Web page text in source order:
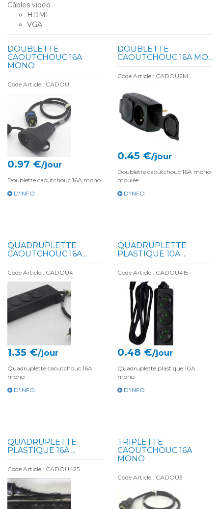
Câbles vidéo
HDMI
VGA
DOUBLETTE
CAOUTCHOUC 16A
MONO
Code Article : CADOU
0.97 €/jour
Doublette caoutchouc 16A mono
D'INFO
DOUBLETTE
CAOUTCHOUC 16A MO...
Code Article : CADOU2M
0.45 €/jour
Doublette caoutchouc 16A mono
moulée
D'INFO
QUADRUPLETTE
CAOUTCHOUC 16A...
Code Article : CADOU4
1.35 €/jour
Quadruplette caoutchouc 16A
mono
D'INFO
QUADRUPLETTE
PLASTIQUE 10A ...
Code Article : CADOU415
0.48 €/jour
Quadruplette plastique 10A
mono
D'INFO
QUADRUPLETTE
PLASTIQUE 16A ...
Code Article : CADOU425
TRIPLETTE
CAOUTCHOUC 16A
MONO
Code Article : CADOU3